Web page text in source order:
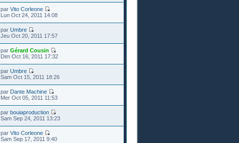
par Vito Corleone
Lun Oct 24, 2011 14:08
par Umbre
Jeu Oct 20, 2011 17:57
par Gérard Cousin
Dim Oct 16, 2011 17:32
par Umbre
Sam Oct 15, 2011 18:26
par Dante Machine
Mer Oct 05, 2011 11:53
par bouiaproduction
Sam Sep 24, 2011 13:23
par Vito Corleone
Sam Sep 17, 2011 9:40